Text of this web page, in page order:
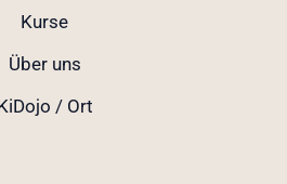
Kurse
Über uns
/ Ort